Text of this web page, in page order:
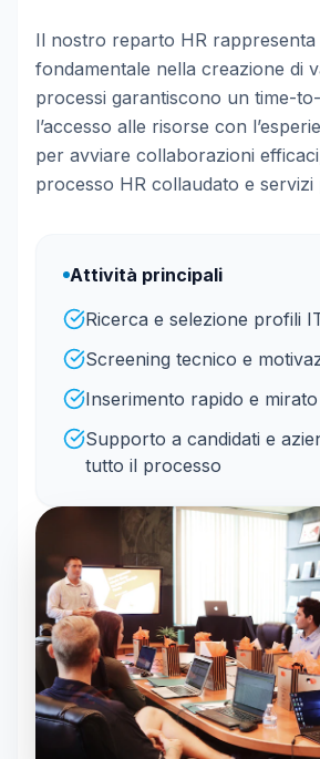
Il nostro reparto HR
fondamentale nella creazione di
processi garantiscono un time-
l’accesso alle risorse con
per avviare collaborazioni
processo HR collaudato e servizi
Attività principali
Ricerca e selezione profili
Screening tecnico e
Inserimento rapido e mirato
Supporto a candidati e
tutto il processo